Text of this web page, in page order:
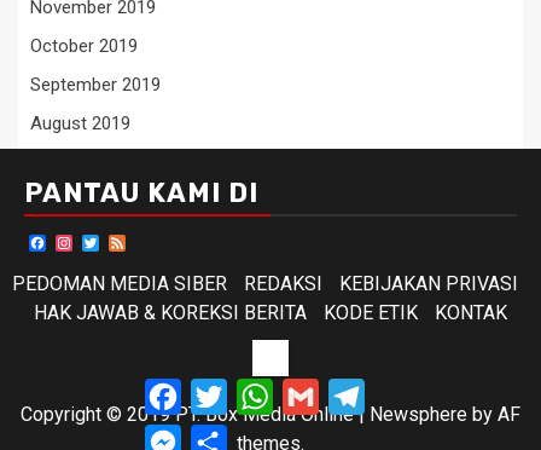
November 2019
October 2019
September 2019
August 2019
PANTAU KAMI DI
Facebook
Instagram
Twitter
PEDOMAN MEDIA SIBER
REDAKSI
KEBIJAKAN PRIVASI
HAK JAWAB & KOREKSI BERITA
KODE ETIK KONTAK
ETIK
Copyright © 2019 PT. Box Media Online| Newsphere by AF
themes.
Facebook
TwitterWhatsApp
Gmail
Messenger
Share